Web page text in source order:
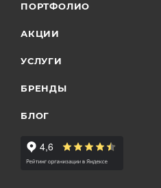
ПОРТФОЛИО
АКЦИИ
УСЛУГИ
БРЕНДЫ
БЛОГ